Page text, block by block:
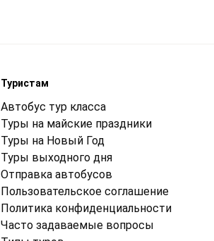
Туристам
Автобус тур класса
Туры на майские праздники
Туры на Новый Год
Туры выходного дня
Отправка автобусов
Пользовательское соглашение
Политика конфиденциальности
Часто задаваемые вопросы